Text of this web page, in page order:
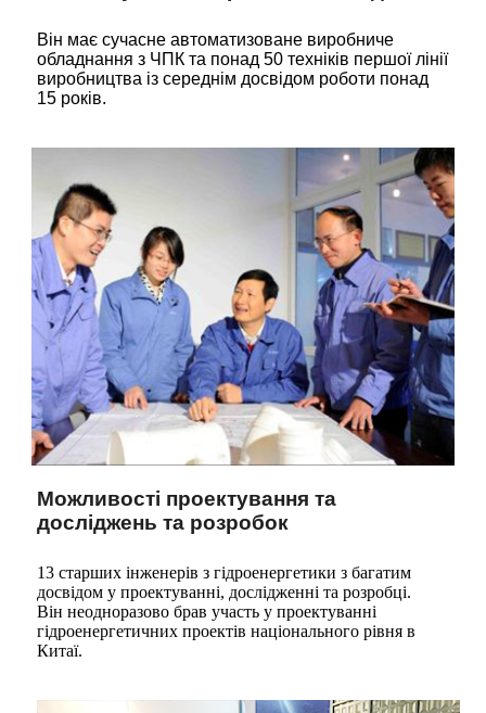
Він має сучасне автоматизоване виробниче
обладнання з ЧПК та понад 50 техніків першої лінії
виробництва із середнім досвідом роботи понад
15 років.
Можливості проектування та
досліджень та розробок
13 старших інженерів з гідроенергетики з багатим
досвідом у проектуванні, дослідженні та розробці.
Він неодноразово брав участь у проектуванні
гідроенергетичних проектів національного рівня в
Китаї.